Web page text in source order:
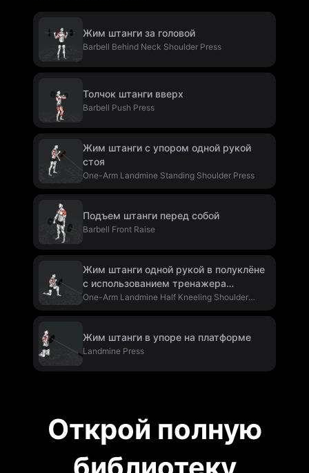
Жим штанги за головой
Barbell Behind Neck Shoulder Press
Толчок штанги вверх
Barbell Push Press
Жим штанги с упором одной рукой
стоя
One-Arm Landmine Standing Shoulder Press
Подъем штанги перед собой
Barbell Front Raise
Жим штанги одной рукой в полуклёне
с использованием тренажера
"Лэндмайн"
One-Arm Landmine Half Kneeling Shoulder
Press
Жим штанги в упоре на платформе
Landmine Press
Открой полную